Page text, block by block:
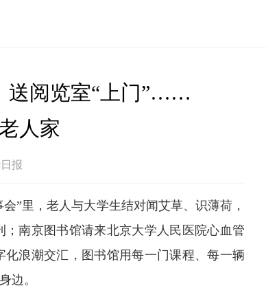
送阅览室“上门”……
人家
报
”里，老人与大学生结对闻艾草、识薄荷，
南京图书馆请来北京大学人民医院心血管
浪潮交汇，图书馆用每一门课程、每一辆
边。